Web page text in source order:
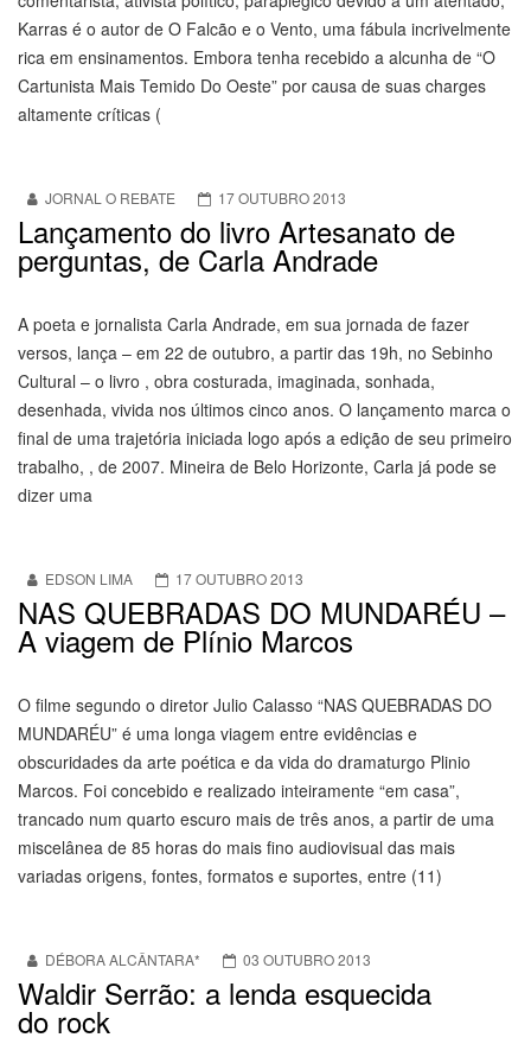
Karras é o autor de O Falcão e o Vento, uma fábula incrivelmente
rica em ensinamentos. Embora tenha recebido a alcunha de “O
Cartunista Mais Temido Do Oeste” por causa de suas charges
altamente críticas (
JORNAL O REBATE 17 OUTUBRO 2013
Lançamento do livro Artesanato de
perguntas, de Carla Andrade
A poeta e jornalista Carla Andrade, em sua jornada de fazer
versos, lança – em 22 de outubro, a partir das 19h, no Sebinho
Cultural – o livro , obra costurada, imaginada, sonhada,
desenhada, vivida nos últimos cinco anos. O lançamento marca o
final de uma trajetória iniciada logo após a edição de seu primeiro
trabalho, , de 2007. Mineira de Belo Horizonte, Carla já pode se
dizer uma
EDSON LIMA 17 OUTUBRO 2013
NAS QUEBRADAS DO MUNDARÉU –
A viagem de Plínio Marcos
O filme segundo o diretor Julio Calasso “NAS QUEBRADAS DO
MUNDARÉU” é uma longa viagem entre evidências e
obscuridades da arte poética e da vida do dramaturgo Plinio
Marcos. Foi concebido e realizado inteiramente “em casa”,
trancado num quarto escuro mais de três anos, a partir de uma
miscelânea de 85 horas do mais fino audiovisual das mais
variadas origens, fontes, formatos e suportes, entre (11)
DÉBORA ALCÂNTARA* 03 OUTUBRO 2013
Waldir Serrão: a lenda esquecida
do rock